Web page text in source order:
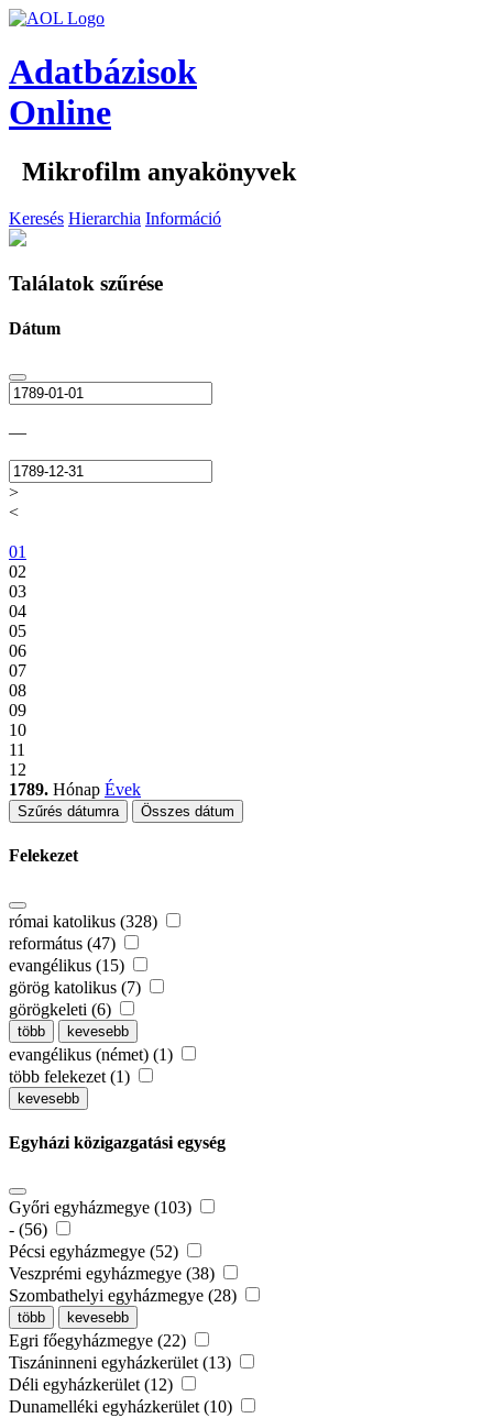
Adatbázisok
Online
Mikrofilm anyakönyvek
Keresés Hierarchia Információ
Találatok szűrése
Dátum
—
>
<
01
02
03
04
05
06
07
08
09
10
11
12
1789. Hónap Évek
Szűrés dátumra Összes dátum
Felekezet
római katolikus (328)
református (47)
evangélikus (15)
görög katolikus (7)
görögkeleti (6)
több kevesebb
evangélikus (német) (1)
több felekezet (1)
kevesebb
Egyházi közigazgatási egység
Győri egyházmegye (103)
- (56)
Pécsi egyházmegye (52)
Veszprémi egyházmegye (38)
Szombathelyi egyházmegye (28)
több kevesebb
Egri főegyházmegye (22)
Tiszáninneni egyházkerület (13)
Déli egyházkerület (12)
Dunamelléki egyházkerület (10)